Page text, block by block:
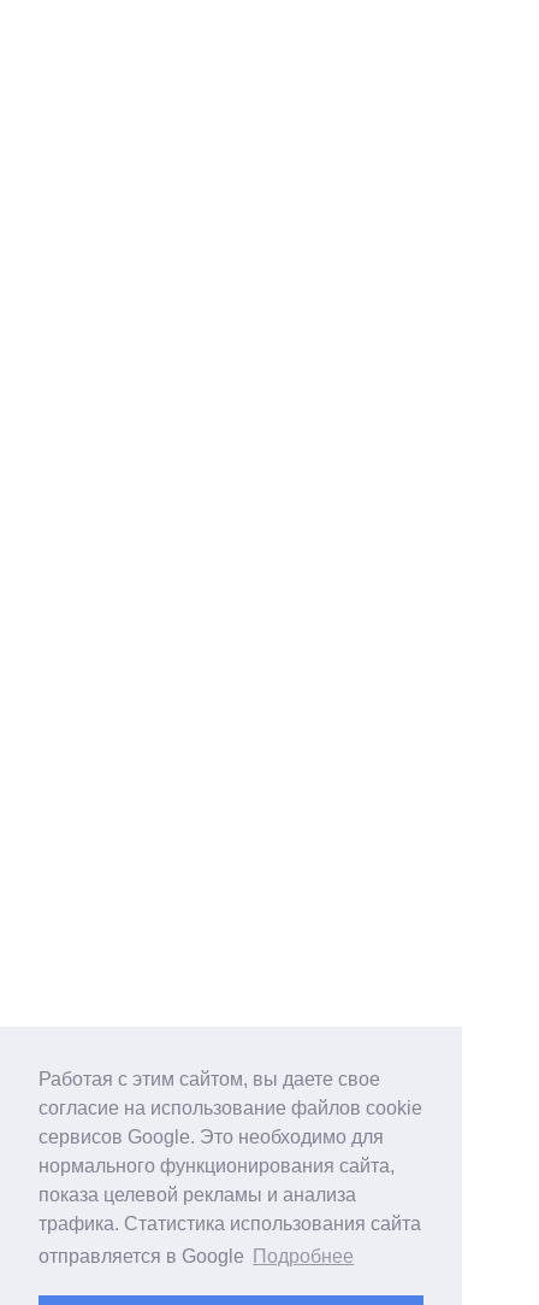
Работая с этим сайтом, вы даете свое
согласие на использование файлов cookie
сервисов Google. Это необходимо для
нормального функционирования сайта,
показа целевой рекламы и анализа
трафика. Статистика использования сайта
отправляется в Google
Подробнее